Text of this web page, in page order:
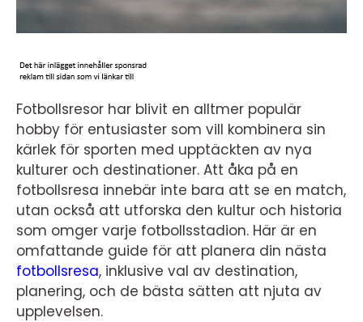
Fotbollsresor har blivit en alltmer populär
hobby för entusiaster som vill kombinera sin
kärlek för sporten med upptäckten av nya
kulturer och destinationer. Att åka på en
fotbollsresa innebär inte bara att se en match,
utan också att utforska den kultur och historia
som omger varje fotbollsstadion. Här är en
omfattande guide för att planera din nästa
fotbollsresa, inklusive val av destination,
planering, och de bästa sätten att njuta av
upplevelsen.